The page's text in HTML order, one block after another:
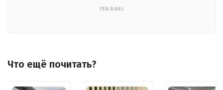
РЕКЛАМА
Что ещё почитать?